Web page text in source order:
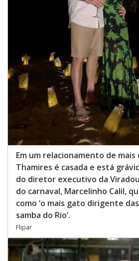
Em um relacionamento de
Thamires é casada e está
do diretor executivo da
do carnaval, Marcelinho Calil,
como ‘o mais gato dirigente
samba do Rio’.
Flipar